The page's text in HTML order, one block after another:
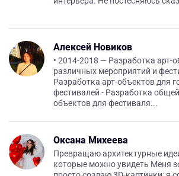
Алексей Новиков
• 2014-2018 — Разработка арт-
различных мероприятий и
Разработка арт-объектов для
фестивалей - Разработка
объектов для фестиваля...
Оксана Михеева
Превращаю архитектурные
которые можно увидеть Меня